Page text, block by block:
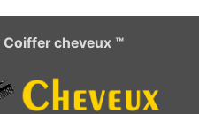
Coiffer cheveux ™